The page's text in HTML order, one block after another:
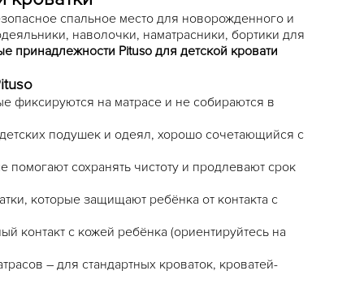
спальное место для новорожденного и
наволочки, наматрасники, бортики для
принадлежности Pituso для детской кровати
фиксируются на матрасе и не собираются в
подушек и одеял, хорошо сочетающийся с
сохранять чистоту и продлевают срок
которые защищают ребёнка от контакта с
контакт с кожей ребёнка (ориентируйтесь на
– для стандартных кроваток, кроватей-